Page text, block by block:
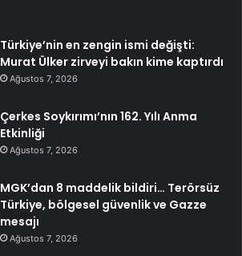
Türkiye’nin en zengin ismi değişti:
Murat Ülker zirveyi bakın kime kaptırdı
Ağustos 7, 2026
Çerkes Soykırımı’nın 162. Yılı Anma
Etkinliği
Ağustos 7, 2026
MGK’dan 8 maddelik bildiri… Terörsüz
Türkiye, bölgesel güvenlik ve Gazze
mesajı
Ağustos 7, 2026